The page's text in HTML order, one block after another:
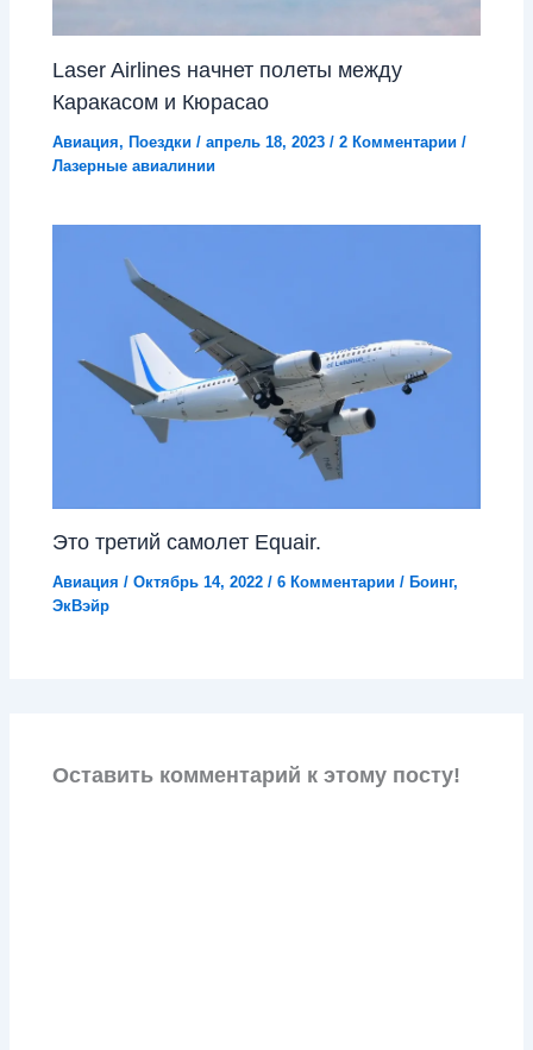
Laser Airlines начнет полеты между
Каракасом и Кюрасао
Авиация, Поездки /апрель 18, 2023/2 Комментарии /
Лазерные авиалинии
Это третий самолет Equair.
Авиация /Октябрь 14, 2022/6 Комментарии / Боинг,
ЭкВэйр
Оставить комментарий к этому посту!